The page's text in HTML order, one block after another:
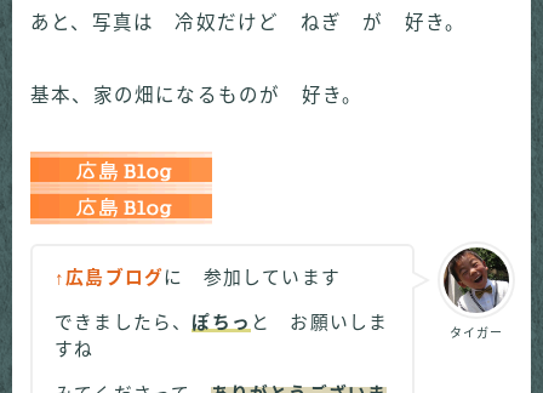
あと、写真は 冷奴だけど ねぎ が 好き。
基本、家の畑になるものが 好き。
タイガー
↑広島ブログに 参加しています
できましたら、 ぽちっ と お願いしま
すね